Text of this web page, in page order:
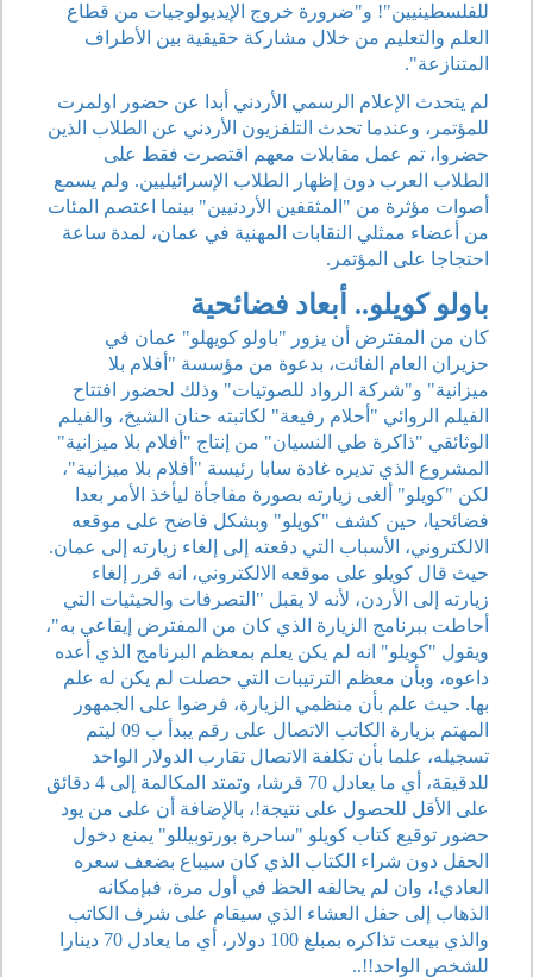
للفلسطينيين"! و"ضرورة خروج الإيديولوجيات من قطاع
العلم والتعليم من خلال مشاركة حقيقية بين الأطراف
المتنازعة".
لم يتحدث الإعلام الرسمي الأردني أبدا عن حضور اولمرت
للمؤتمر، وعندما تحدث التلفزيون الأردني عن الطلاب الذين
حضروا، تم عمل مقابلات معهم اقتصرت فقط على
الطلاب العرب دون إظهار الطلاب الإسرائيليين. ولم يسمع
أصوات مؤثرة من "المثقفين الأردنيين" بينما اعتصم المئات
من أعضاء ممثلي النقابات المهنية في عمان، لمدة ساعة
احتجاجا على المؤتمر.
باولو كويلو.. أبعاد فضائحية
كان من المفترض أن يزور "باولو كويهلو" عمان في
حزيران العام الفائت، بدعوة من مؤسسة "أفلام بلا
ميزانية" و"شركة الرواد للصوتيات" وذلك لحضور افتتاح
الفيلم الروائي "أحلام رفيعة" لكاتبته حنان الشيخ، والفيلم
الوثائقي "ذاكرة طي النسيان" من إنتاج "أفلام بلا ميزانية"
المشروع الذي تديره غادة سابا رئيسة "أفلام بلا ميزانية"،
لكن "كويلو" ألغى زيارته بصورة مفاجأة ليأخذ الأمر بعدا
فضائحيا، حين كشف "كويلو" وبشكل فاضح على موقعه
الالكتروني، الأسباب التي دفعته إلى إلغاء زيارته إلى عمان.
حيث قال كويلو على موقعه الالكتروني، انه قرر إلغاء
زيارته إلى الأردن، لأنه لا يقبل "التصرفات والحيثيات التي
أحاطت ببرنامج الزيارة الذي كان من المفترض إيقاعي به"،
ويقول "كويلو" انه لم يكن يعلم بمعظم البرنامج الذي أعده
داعوه، وبأن معظم الترتيبات التي حصلت لم يكن له علم
بها. حيث علم بأن منظمي الزيارة، فرضوا على الجمهور
المهتم بزيارة الكاتب الاتصال على رقم يبدأ ب 09 ليتم
تسجيله، علما بأن تكلفة الاتصال تقارب الدولار الواحد
للدقيقة، أي ما يعادل 70 قرشا، وتمتد المكالمة إلى 4 دقائق
على الأقل للحصول على نتيجة!، بالإضافة أن على من يود
حضور توقيع كتاب كويلو "ساحرة بورتوبيللو" يمنع دخول
الحفل دون شراء الكتاب الذي كان سيباع بضعف سعره
العادي!، وان لم يحالفه الحظ في أول مرة، فبإمكانه
الذهاب إلى حفل العشاء الذي سيقام على شرف الكاتب
والذي بيعت تذاكره بمبلغ 100 دولار، أي ما يعادل 70 دينارا
للشخص الواحد!!..